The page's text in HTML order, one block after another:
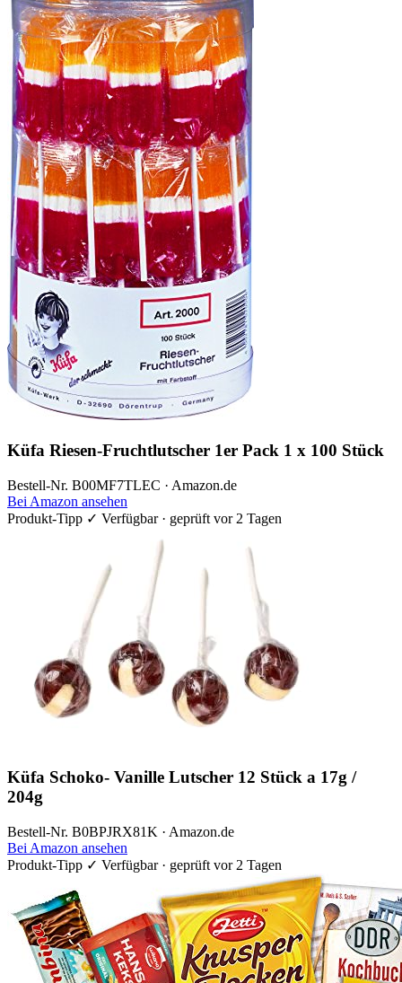
Küfa Riesen-Fruchtlutscher 1er Pack 1 x 100 Stück
Bestell-Nr. B00MF7TLEC · Amazon.de
Bei Amazon ansehen
Produkt-Tipp ✓ Verfügbar · geprüft vor 2 Tagen
Küfa Schoko- Vanille Lutscher 12 Stück a 17g /
204g
Bestell-Nr. B0BPJRX81K · Amazon.de
Bei Amazon ansehen
Produkt-Tipp ✓ Verfügbar · geprüft vor 2 Tagen